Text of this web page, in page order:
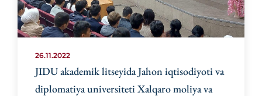
26.11.2022
JIDU akademik litseyida Jahon iqtisodiyoti va
diplomatiya universiteti Xalqaro moliya va